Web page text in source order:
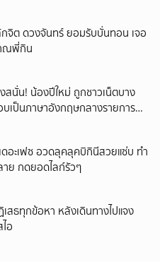
จิต ดวงจันทร์ ยอมรับบั่นทอน เจอ
ณพี่กิน
สนั่น! น้องปีใหม่ ถูกชาวเน็ตบาง
เป็นภาษาอังกฤษกลางรายการ
อะเฟซ อวดลุคลุคบิกินีสวยแซ่บ ทำ
าย กดยอดไลก์รัวๆ
สธทุกข้อหา หลังเดินทางไปแจง
อ